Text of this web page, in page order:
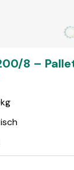
8 –